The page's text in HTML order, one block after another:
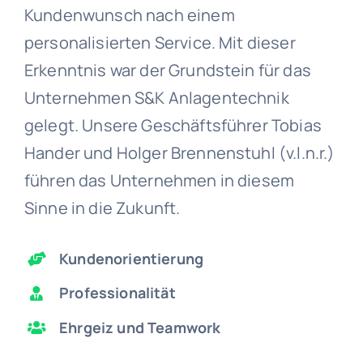
Kundenwunsch nach einem
personalisierten Service. Mit dieser
Erkenntnis war der Grundstein für das
Unternehmen S&K Anlagentechnik
gelegt. Unsere Geschäftsführer Tobias
Hander und Holger Brennenstuhl (v.l.n.r.)
führen das Unternehmen in diesem
Sinne in die Zukunft.
Kundenorientierung
Professionalität
Ehrgeiz und Teamwork